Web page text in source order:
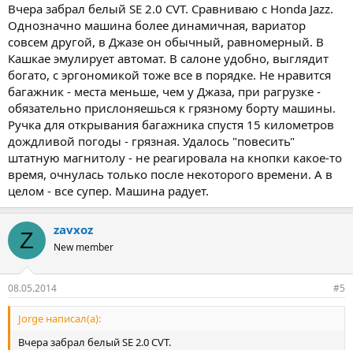
Вчера забрал белый SE 2.0 CVT. Сравниваю с Honda Jazz.
Однозначно машина более динамичная, вариатор
совсем другой, в Джазе он обычный, равномерный. В
Кашкае эмулирует автомат. В салоне удобно, выглядит
богато, с эргономикой тоже все в порядке. Не нравится
багажник - места меньше, чем у Джаза, при рагрузке -
обязательно прислоняешься к грязному борту машины.
Ручка для открывания багажника спустя 15 километров
дождливой погоды - грязная. Удалось "повесить"
штатную магнитолу - не реагировала на кнопки какое-то
время, очнулась только после некоторого времени. А в
целом - все супер. Машина радует.
Z zavxoz
New member
08.05.2014 #5
Jorge написал(а):
Вчера забрал белый SE 2.0 CVT.